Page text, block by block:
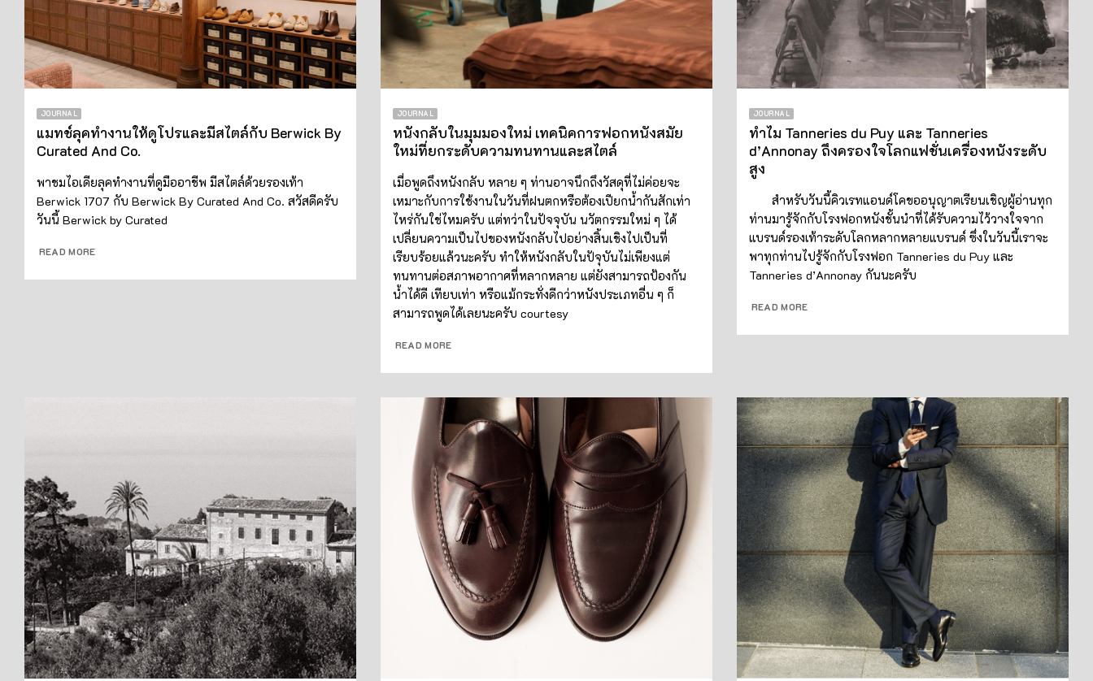
JOURNAL
แมทช์ลุคทำงานให้ดูโปรและมีสไตล์กับ Berwick By
Curated And Co.
พาชมไอเดียลุคทำงานที่ดูมืออาชีพ มีสไตล์ด้วยรองเท้า
Berwick 1707 กับ Berwick By Curated And Co. สวัสดีครับ
วันนี้ Berwick by Curated
READ MORE
JOURNAL
หนังกลับในมุมมองใหม่ เทคนิคการฟอกหนังสมัย
ใหม่ที่ยกระดับความทนทานและสไตล์
เมื่อพูดถึงหนังกลับ หลาย ๆ ท่านอาจนึกถึงวัสดุที่ไม่ค่อยจะ
เหมาะกับการใช้งานในวันที่ฝนตกหรือต้องเปียกน้ำกันสักเท่า
ไหร่กันใช่ไหมครับ แต่ทว่าในปัจจุบัน นวัตกรรมใหม่ ๆ ได้
เปลี่ยนความเป็นไปของหนังกลับไปอย่างสิ้นเชิงไปเป็นที่
เรียบร้อยแล้วนะครับ ทำให้หนังกลับในปัจุบันไม่เพียงแต่
ทนทานต่อสภาพอากาศที่หลากหลาย แต่ยังสามารถป้องกัน
น้ำได้ดี เทียบเท่า หรือแม้กระทั่งดีกว่าหนังประเภทอื่น ๆ ก็
สามารถพูดได้เลยนะครับ courtesy
READ MORE
JOURNAL
ทำไม Tanneries du Puy และ Tanneries
d’Annonay ถึงครองใจโลกแฟชั่นเครื่องหนังระดับ
สูง
สำหรับวันนี้คิวเรทแอนด์โคขออนุญาตเรียนเชิญผู้อ่านทุก
ท่านมารู้จักกับโรงฟอกหนังชั้นนำที่ได้รับความไว้วางใจจาก
แบรนด์รองเท้าระดับโลกหลากหลายแบรนด์ ซึ่งในวันนี้เราจะ
พาทุกท่านไปรู้จักกับโรงฟอก Tanneries du Puy และ
Tanneries d’Annonay กันนะครับ
READ MORE